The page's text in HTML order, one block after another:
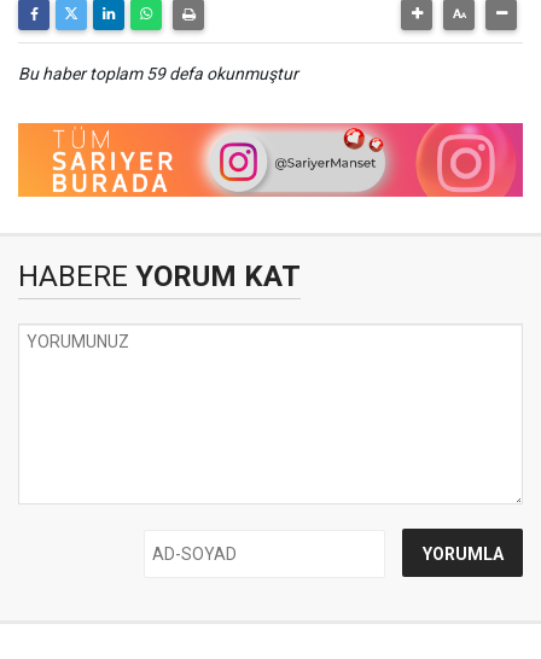
Bu haber toplam 59 defa okunmuştur
HABERE YORUM KAT